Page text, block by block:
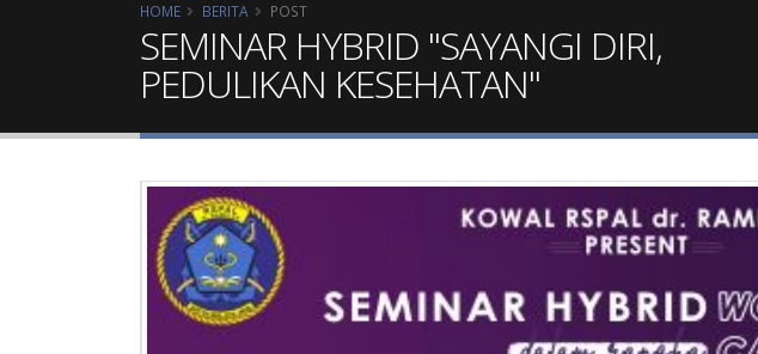
HOME BERITA POST
SEMINAR HYBRID "SAYANGI DIRI,
PEDULIKAN KESEHATAN"